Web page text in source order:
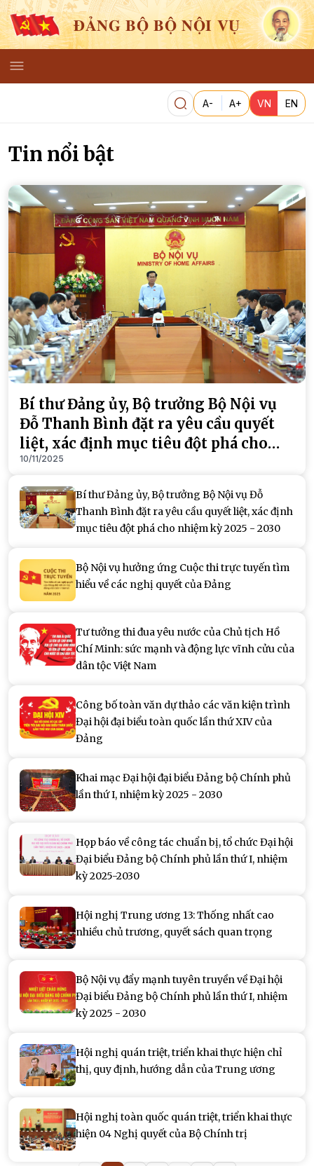
ĐẢNG BỘ BỘ NỘI VỤ
A- A+ VN EN
Tin nổi bật
Bí thư Đảng ủy, Bộ trưởng Bộ Nội vụ
Đỗ Thanh Bình đặt ra yêu cầu quyết
liệt, xác định mục tiêu đột phá cho
nhiệm kỳ 2025 - 2030
10/11/2025
Bí thư Đảng ủy, Bộ trưởng Bộ Nội vụ Đỗ
Thanh Bình đặt ra yêu cầu quyết liệt, xác định
mục tiêu đột phá cho nhiệm kỳ 2025 - 2030
Bộ Nội vụ hưởng ứng Cuộc thi trực tuyến tìm
hiểu về các nghị quyết của Đảng
Tư tưởng thi đua yêu nước của Chủ tịch Hồ
Chí Minh: sức mạnh và động lực vĩnh cửu của
dân tộc Việt Nam
Công bố toàn văn dự thảo các văn kiện trình
Đại hội đại biểu toàn quốc lần thứ XIV của
Đảng
Khai mạc Đại hội đại biểu Đảng bộ Chính phủ
lần thứ I, nhiệm kỳ 2025 - 2030
Họp báo về công tác chuẩn bị, tổ chức Đại hội
Đại biểu Đảng bộ Chính phủ lần thứ I, nhiệm
kỳ 2025-2030
Hội nghị Trung ương 13: Thống nhất cao
nhiều chủ trương, quyết sách quan trọng
Bộ Nội vụ đẩy mạnh tuyên truyền về Đại hội
Đại biểu Đảng bộ Chính phủ lần thứ I, nhiệm
kỳ 2025 - 2030
Hội nghị quán triệt, triển khai thực hiện chỉ
thị, quy định, hướng dẫn của Trung ương
Hội nghị toàn quốc quán triệt, triển khai thực
hiện 04 Nghị quyết của Bộ Chính trị